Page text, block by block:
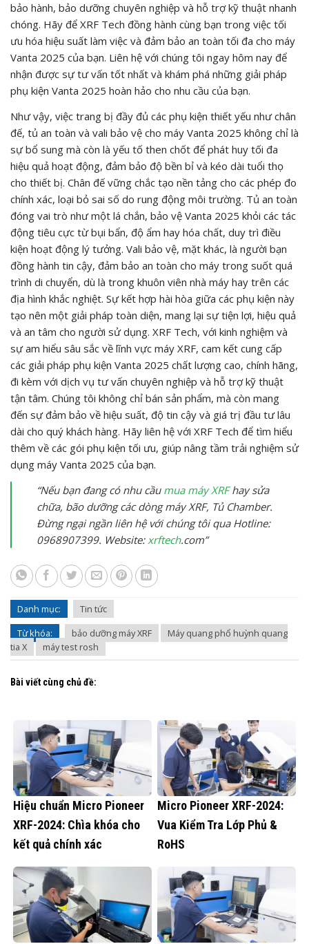
bảo hành, bảo dưỡng chuyên nghiệp và hỗ trợ kỹ thuật nhanh
chóng. Hãy để XRF Tech đồng hành cùng bạn trong việc tối
ưu hóa hiệu suất làm việc và đảm bảo an toàn tối đa cho máy
Vanta 2025 của bạn. Liên hệ với chúng tôi ngay hôm nay để
nhận được sự tư vấn tốt nhất và khám phá những giải pháp
phụ kiện Vanta 2025 hoàn hảo cho nhu cầu của bạn.
Như vậy, việc trang bị đầy đủ các phụ kiện thiết yếu như chân
đế, tủ an toàn và vali bảo vệ cho máy Vanta 2025 không chỉ là
sự bổ sung mà còn là yếu tố then chốt để phát huy tối đa
hiệu quả hoạt động, đảm bảo độ bền bỉ và kéo dài tuổi thọ
cho thiết bị. Chân đế vững chắc tạo nền tảng cho các phép đo
chính xác, loại bỏ sai số do rung động môi trường. Tủ an toàn
đóng vai trò như một lá chắn, bảo vệ Vanta 2025 khỏi các tác
động tiêu cực từ bụi bẩn, độ ẩm hay hóa chất, duy trì điều
kiện hoạt động lý tưởng. Vali bảo vệ, mặt khác, là người bạn
đồng hành tin cậy, đảm bảo an toàn cho máy trong suốt quá
trình di chuyển, dù là trong khuôn viên nhà máy hay trên các
địa hình khắc nghiệt. Sự kết hợp hài hòa giữa các phụ kiện này
tạo nên một giải pháp toàn diện, mang lại sự tiện lợi, hiệu quả
và an tâm cho người sử dụng. XRF Tech, với kinh nghiệm và
sự am hiểu sâu sắc về lĩnh vực máy XRF, cam kết cung cấp
các giải pháp phụ kiện Vanta 2025 chất lượng cao, chính hãng,
đi kèm với dịch vụ tư vấn chuyên nghiệp và hỗ trợ kỹ thuật
tận tâm. Chúng tôi không chỉ bán sản phẩm, mà còn mang
đến sự đảm bảo về hiệu suất, độ tin cậy và giá trị đầu tư lâu
dài cho quý khách hàng. Hãy liên hệ với XRF Tech để tìm hiểu
thêm về các gói phụ kiện tối ưu, giúp nâng tầm trải nghiệm sử
dụng máy Vanta 2025 của bạn.
“Nếu bạn đang có nhu cầu mua máy XRFhay sửa
chữa, bão dưỡng các dòng máy XRF, Tủ Chamber.
Đừng ngại ngần liên hệ với chúng tôi qua Hotline:
0968907399. Website:xrftech.com”
Danh mục:
Tin tức
Từ khóa:
bảo dưỡng máy XRF
Máy quang phổ huỳnh quang
tia X
máy test rosh
Bài viết cùng chủ đề:
Hiệu chuẩn Micro Pioneer
XRF-2024: Chìa khóa cho
kết quả chính xác
Micro Pioneer XRF-2024:
Vua Kiểm Tra Lớp Phủ &
RoHS